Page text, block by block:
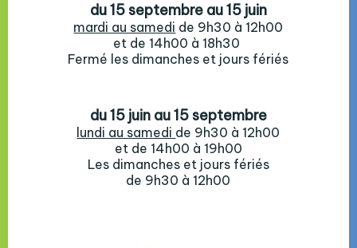
du 15 septembre au 15 juin
mardi au samedi de 9h30 à 12h00
et de 14h00 à 18h30
Fermé les dimanches et jours fériés
du 15 juin au 15 septembre
lundi au samedi de 9h30 à 12h00
et de 14h00 à 19h00
Les dimanches et jours fériés
de 9h30 à 12h00